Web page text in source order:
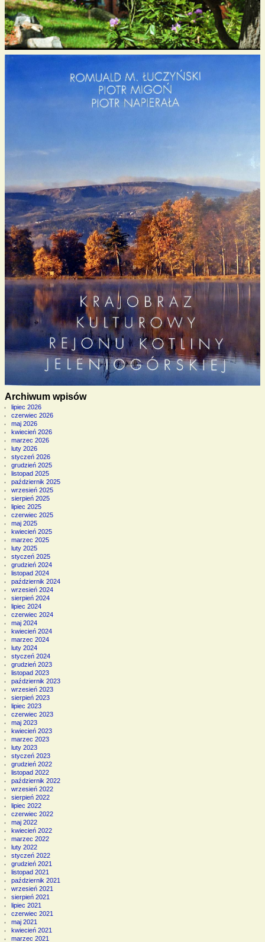
Archiwum wpisów
lipiec 2026
czerwiec 2026
maj 2026
kwiecień 2026
marzec 2026
luty 2026
styczeń 2026
grudzień 2025
listopad 2025
październik 2025
wrzesień 2025
sierpień 2025
lipiec 2025
czerwiec 2025
maj 2025
kwiecień 2025
marzec 2025
luty 2025
styczeń 2025
grudzień 2024
listopad 2024
październik 2024
wrzesień 2024
sierpień 2024
lipiec 2024
czerwiec 2024
maj 2024
kwiecień 2024
marzec 2024
luty 2024
styczeń 2024
grudzień 2023
listopad 2023
październik 2023
wrzesień 2023
sierpień 2023
lipiec 2023
czerwiec 2023
maj 2023
kwiecień 2023
marzec 2023
luty 2023
styczeń 2023
grudzień 2022
listopad 2022
październik 2022
wrzesień 2022
sierpień 2022
lipiec 2022
czerwiec 2022
maj 2022
kwiecień 2022
marzec 2022
luty 2022
styczeń 2022
grudzień 2021
listopad 2021
październik 2021
wrzesień 2021
sierpień 2021
lipiec 2021
czerwiec 2021
maj 2021
kwiecień 2021
marzec 2021